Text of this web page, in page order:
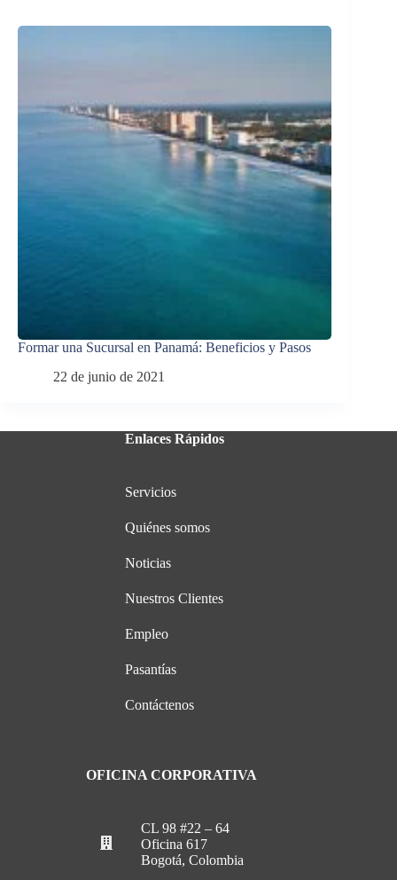
Formar una Sucursal en Panamá: Beneficios y Pasos
22 de junio de 2021
Enlaces Rápidos
Servicios
Quiénes somos
Noticias
Nuestros Clientes
Empleo
Pasantías
Contáctenos
OFICINA CORPORATIVA
CL 98 #22 – 64
Oficina 617
Bogotá, Colombia